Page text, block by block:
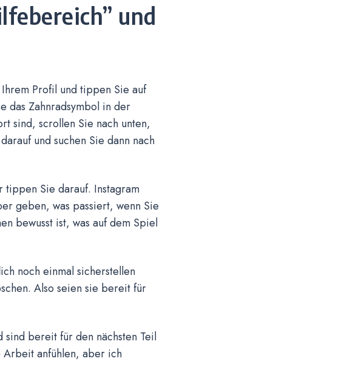
und
Profil und tippen Sie auf
das Zahnradsymbol in der
sind, scrollen Sie nach unten,
und suchen Sie dann nach
Sie darauf. Instagram
geben, was passiert, wenn Sie
bewusst ist, was auf dem Spiel
noch einmal sicherstellen
Also seien sie bereit für
sind bereit für den nächsten Teil
Arbeit anfühlen, aber ich